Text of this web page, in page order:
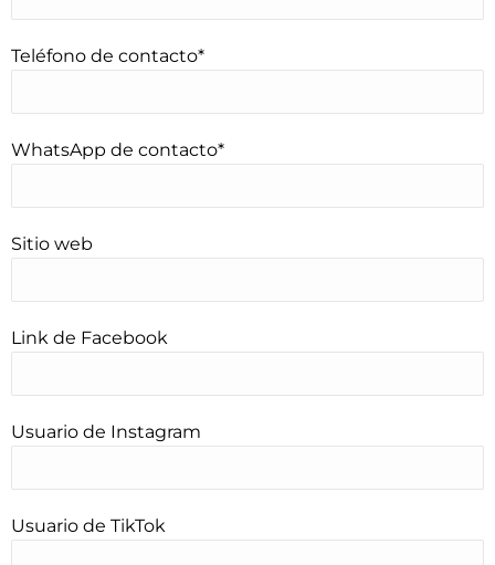
Teléfono de contacto*
WhatsApp de contacto*
Sitio web
Link de Facebook
Usuario de Instagram
Usuario de TikTok